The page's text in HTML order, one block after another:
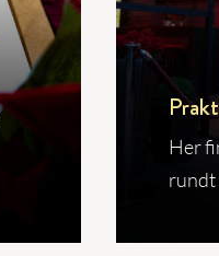
Her
rundt